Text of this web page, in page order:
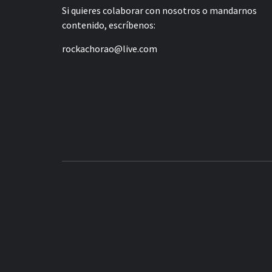
Si quieres colaborar con nosotros o mandarnos
contenido, escríbenos:
rockachorao@live.com